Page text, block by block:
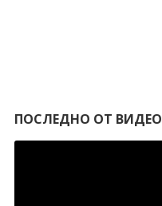
ПОСЛЕДНО ОТ ВИДЕО